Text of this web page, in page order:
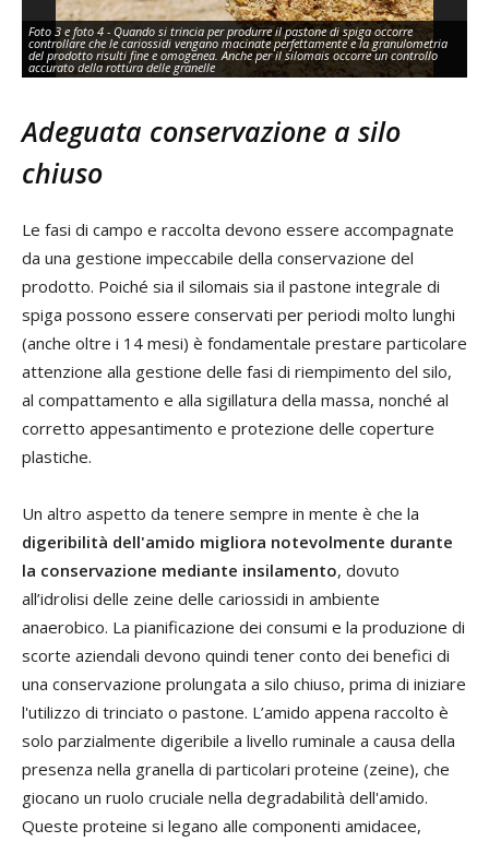
Foto 3 e foto 4 - Quando si trincia per produrre il pastone di spiga occorre
controllare che le cariossidi vengano macinate perfettamente e la granulometria
del prodotto risulti fine e omogenea. Anche per il silomais occorre un controllo
accurato della rottura delle granelle
Adeguata conservazione a silo
chiuso
Le fasi di campo e raccolta devono essere accompagnate
da una gestione impeccabile della conservazione del
prodotto. Poiché sia il silomais sia il pastone integrale di
spiga possono essere conservati per periodi molto lunghi
(anche oltre i 14 mesi) è fondamentale prestare particolare
attenzione alla gestione delle fasi di riempimento del silo,
al compattamento e alla sigillatura della massa, nonché al
corretto appesantimento e protezione delle coperture
plastiche.
Un altro aspetto da tenere sempre in mente è che la
digeribilità dell'amido migliora notevolmente durante
la conservazione mediante insilamento, dovuto
all’idrolisi delle zeine delle cariossidi in ambiente
anaerobico. La pianificazione dei consumi e la produzione di
scorte aziendali devono quindi tener conto dei benefici di
una conservazione prolungata a silo chiuso, prima di iniziare
l'utilizzo di trinciato o pastone. L’amido appena raccolto è
solo parzialmente digeribile a livello ruminale a causa della
presenza nella granella di particolari proteine (zeine), che
giocano un ruolo cruciale nella degradabilità dell'amido.
Queste proteine si legano alle componenti amidacee,